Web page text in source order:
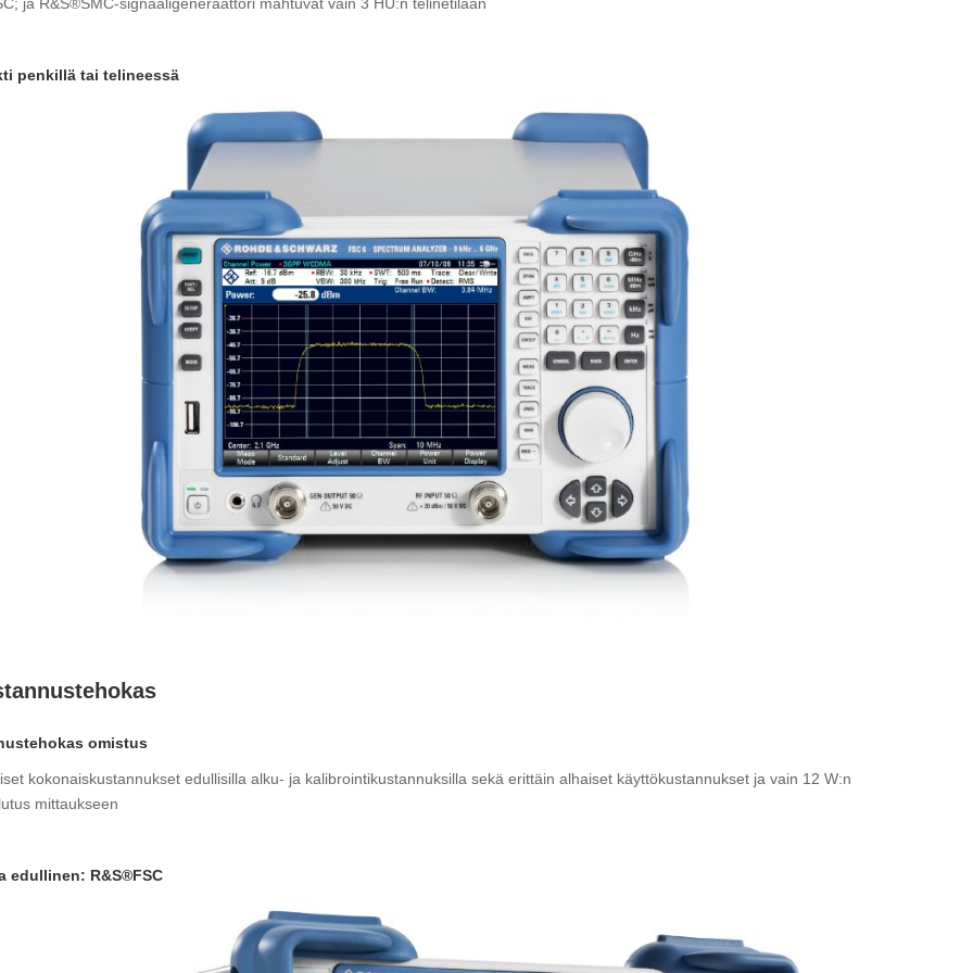
penkillä tai telineessä
omistus
kokonaiskustannukset edullisilla alku- ja kalibrointikustannuksilla sekä erittäin alhaiset käyttökustannukset ja vain 12 W:n
mittaukseen
edullinen: R&S®FSC